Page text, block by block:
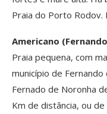
Praia do Porto Rodov.
Americano
Praia pequena, com
município de
Fernado de Noronha
Km de distância, ou